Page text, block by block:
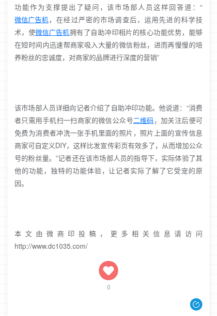
功能作为支撑提出了疑问，该市场部人员这样回答道：“
微信广告机，在经过严密的市场调查后，运用先进的科学技
术，使微信广告机拥有了自助冲印相片的核心功能优势，能够
在短时间内迅速帮商家吸入大量的微信粉丝，进而再慢慢的培
养粉丝的忠诚度，对商家的品牌进行深度的营销”
该市场部人员详细向记者介绍了自助冲印功能。他说道：“消费
者只需用手机扫一扫商家的微信公众号二维码，加关注后便可
免费为消费者冲洗一张手机里面的照片，照片上面的宣传信息
商家可自定义DIY，这样比发宣传彩页有效多了，从而增加公众
号的粉丝量。”记者还在该市场部人员的指导下，实际体验了其
他的功能，独特的功能体验，让记者实际了解了它受宠的原
因。
本文由微商印投稿，更多相关信息请访问
http://www.dc1035.com/
0